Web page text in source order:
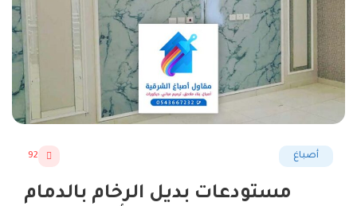
أصباغ 92
مستودعات بديل الرخام بالدمام